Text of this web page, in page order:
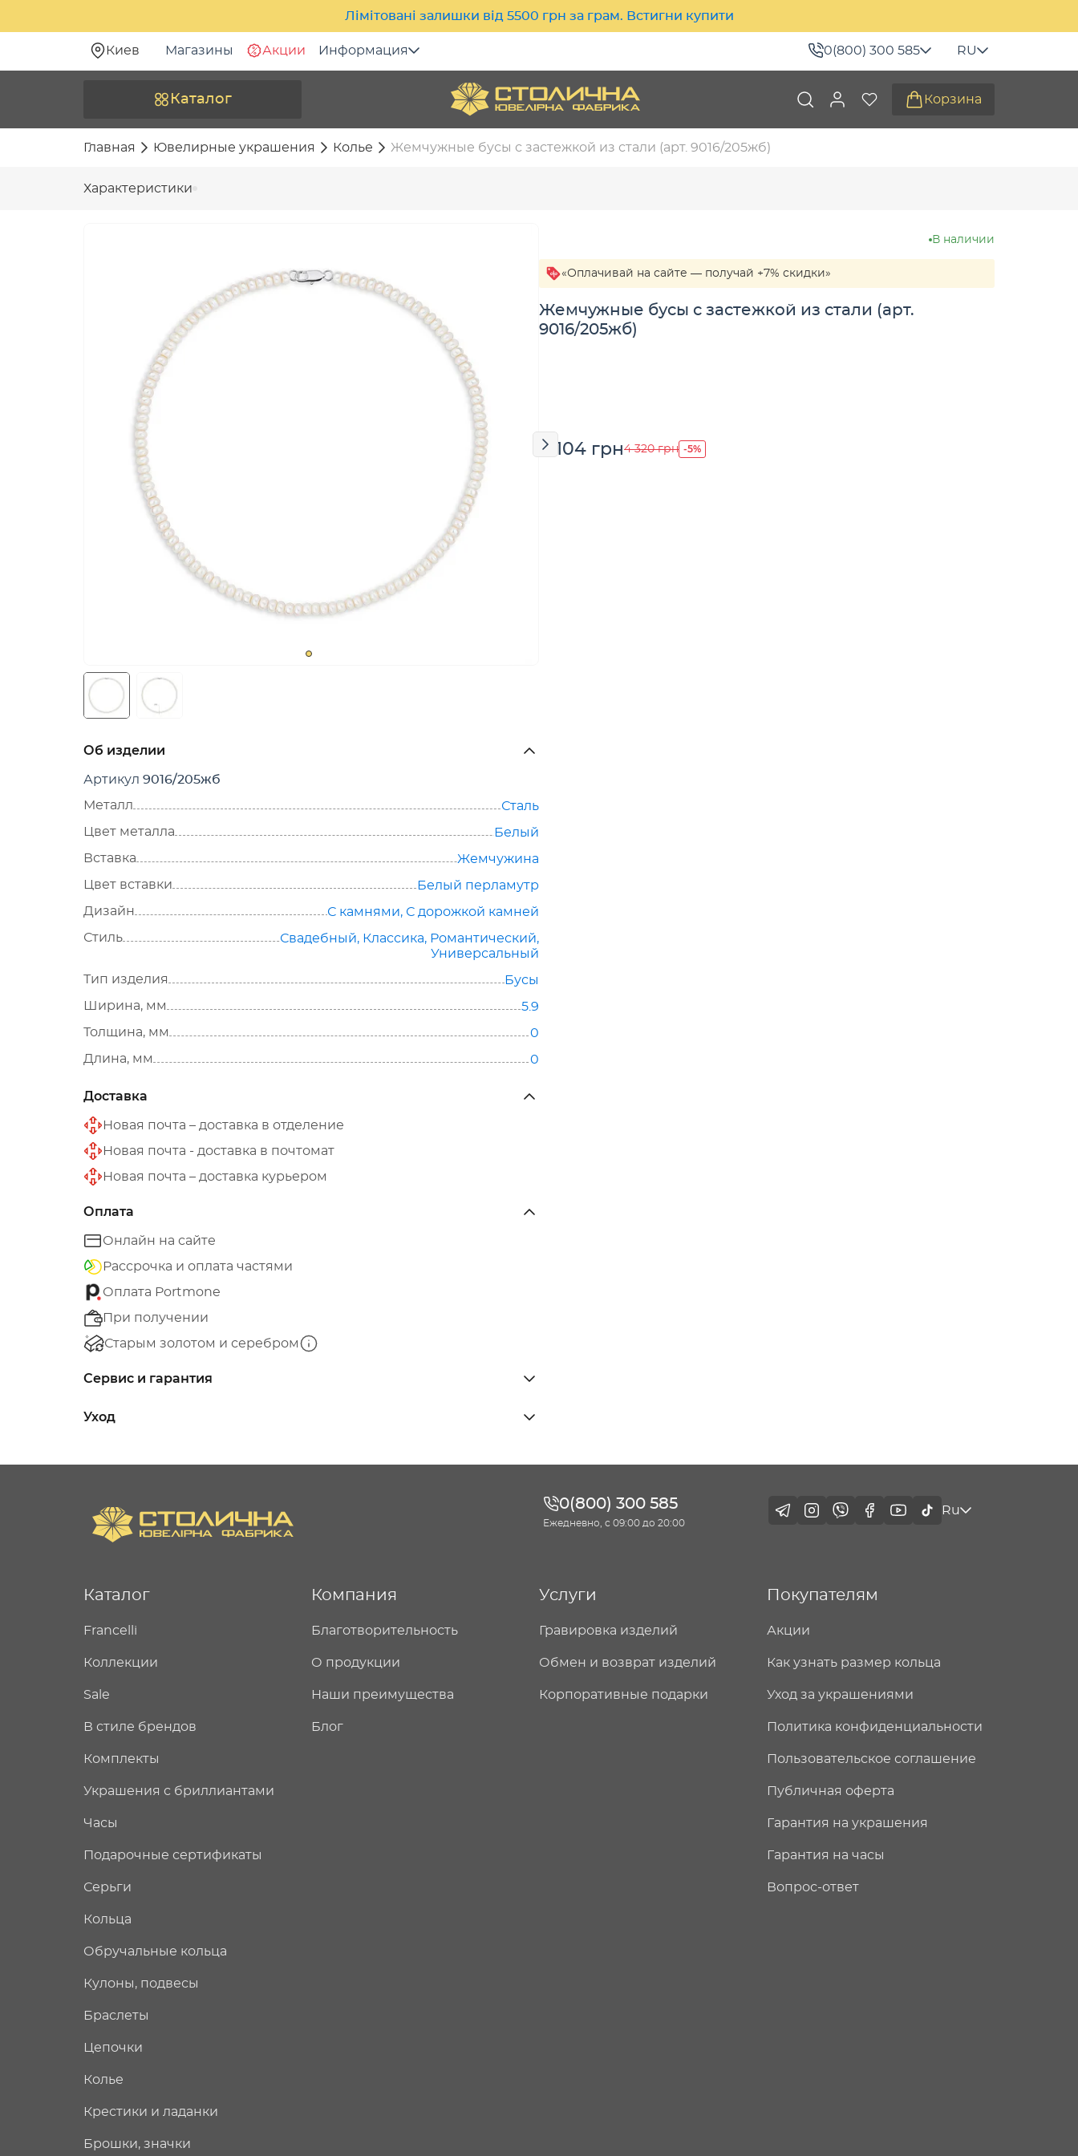
Лімітовані залишки від 5500 грн за грам. Встигни купити
Киев Магазины Акции Информация 0(800) 300 585 RU
Каталог Корзина
Главная Ювелирные украшения Колье Жемчужные бусы с застежкой из стали (арт. 9016/205жб)
Характеристики
Об изделии
Артикул 9016/205жб
Металл
Сталь
Цвет металла
Белый
Вставка
Жемчужина
Цвет вставки
Белый перламутр
Дизайн
С камнями, С дорожкой камней
Стиль
Свадебный, Классика, Романтический,
Универсальный
Тип изделия
Бусы
Ширина, мм
5.9
Толщина, мм
0
Длина, мм
0
Доставка
Новая почта – доставка в отделение
Новая почта - доставка в почтомат
Новая почта – доставка курьером
Оплата
Онлайн на сайте
Рассрочка и оплата частями
Оплата Portmone
При получении
Старым золотом и серебром
Сервис и гарантия
Уход
В наличии
«Оплачивай на сайте — получай +7% скидки»
Жемчужные бусы с застежкой из стали (арт.
9016/205жб)
4 104 грн4 320 грн -5%
0(800) 300 585
Ежедневно, с 09:00 до 20:00
Ru
Каталог
Francelli
Коллекции
Sale
В стиле брендов
Комплекты
Украшения с бриллиантами
Часы
Подарочные сертификаты
Серьги
Кольца
Обручальные кольца
Кулоны, подвесы
Браслеты
Цепочки
Колье
Крестики и ладанки
Брошки, значки
Компания
Благотворительность
О продукции
Наши преимущества
Блог
Услуги
Гравировка изделий
Обмен и возврат изделий
Корпоративные подарки
Покупателям
Акции
Как узнать размер кольца
Уход за украшениями
Политика конфиденциальности
Пользовательское соглашение
Публичная оферта
Гарантия на украшения
Гарантия на часы
Вопрос-ответ